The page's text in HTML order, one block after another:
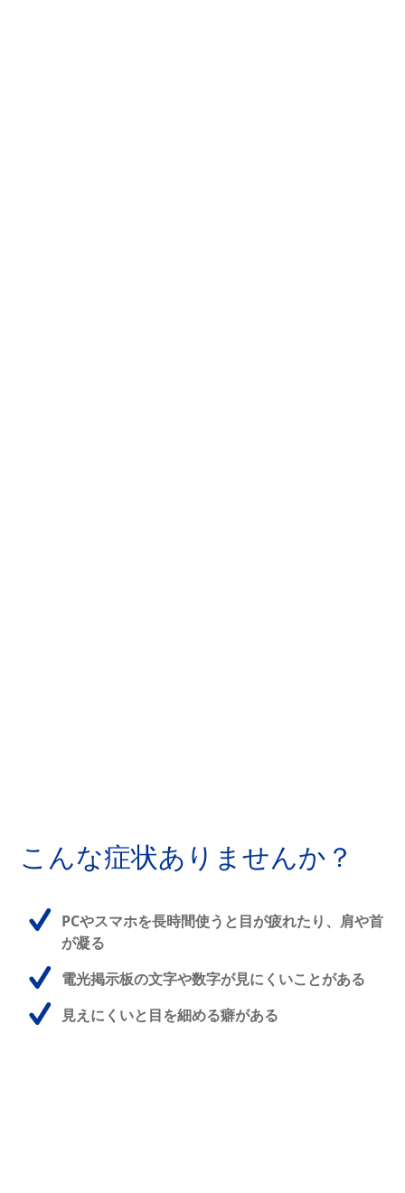
こんな症状ありませんか？
PCやスマホを長時間使うと目が疲れたり、肩や首
が凝る
電光掲示板の文字や数字が見にくいことがある
見えにくいと目を細める癖がある